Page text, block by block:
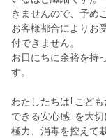
きませんので、予め
お客様都合によりお
付できません。
お日にちに余裕を持
す。
わたしたちは｢こど
できる安心感｣を大
極力、消毒を控えて